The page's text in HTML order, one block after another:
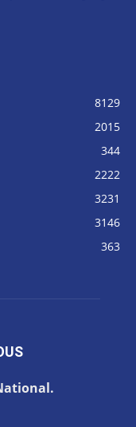
8129
2015
344
2222
3231
3146
363